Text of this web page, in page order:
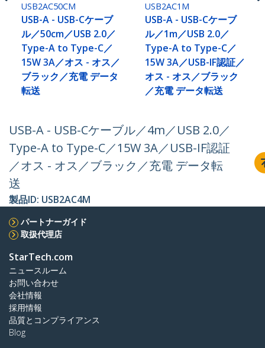
USB2AC50CM
USB-A - USB-Cケーブ
ル／50cm／USB 2.0／
Type-A to Type-C／
15W 3A／オス - オス／
ブラック／充電 データ
転送
USB2AC1M
USB-A - USB-Cケーブ
ル／1m／USB 2.0／
Type-A to Type-C／
15W 3A／USB-IF認証／
オス - オス／ブラック
／充電 データ転送
USB-A - USB-Cケーブル／4m／USB 2.0／
Type-A to Type-C／15W 3A／USB-IF認証
／オス - オス／ブラック／充電 データ転
送
製品ID: USB2AC4M
パートナーガイド
取扱代理店
StarTech.com
ニュースルーム
お問い合わせ
会社情報
採用情報
品質とコンプライアンス
Blog